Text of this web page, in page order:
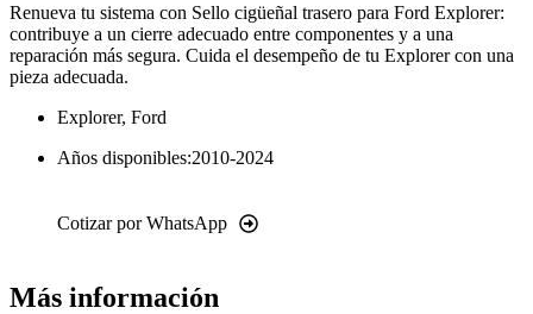
Renueva tu sistema con Sello cigüeñal trasero para Ford Explorer:
contribuye a un cierre adecuado entre componentes y a una
reparación más segura. Cuida el desempeño de tu Explorer con una
pieza adecuada.
Explorer, Ford
Años disponibles:2010-2024
Cotizar por WhatsApp
Más información